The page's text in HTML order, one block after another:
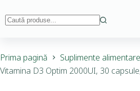
Prima pagină Suplimente alimentare
Vitamina D3 Optim 2000UI, 30